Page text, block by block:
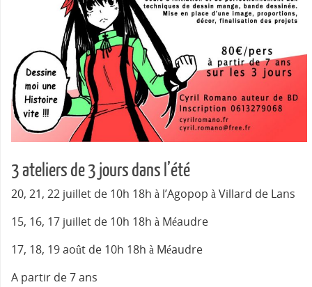
3 ateliers de 3 jours dans l’été
20, 21, 22 juillet de 10h 18h à l’Agopop à Villard de Lans
15, 16, 17 juillet de 10h 18h à Méaudre
17, 18, 19 août de 10h 18h à Méaudre
A partir de 7 ans